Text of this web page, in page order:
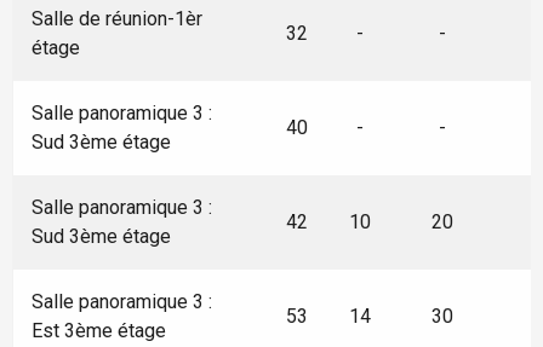
Salle de réunion-1èr
étage
32 - -
Salle panoramique 3 :
Sud 3ème étage
40 - -
Salle panoramique 3 :
Sud 3ème étage
42 10 20
Salle panoramique 3 :
Est 3ème étage
53 14 30